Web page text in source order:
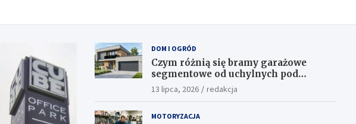
DOM I OGRÓD
Czym różnią się bramy garażowe
segmentowe od uchylnych pod
względem funkcjonalności?
13 lipca, 2026 redakcja
MOTORYZACJA